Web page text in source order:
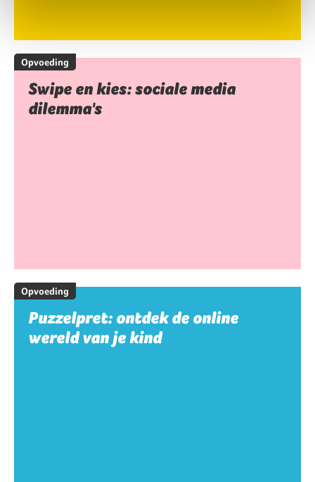
Opvoeding
Swipe en kies: sociale media
dilemma's
Opvoeding
Puzzelpret: ontdek de online
wereld van je kind